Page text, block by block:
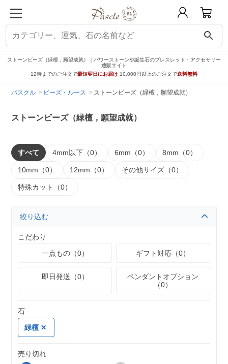
search
ストーンビーズ（緑檀，願望成就）｜パワーストーンや誕生石のブレスレット・アクセサリー
通販サイト
12時までのご注文で最短翌日にお届け 10,000円以上のご注文で送料無料
パスクル ビーズ・ルース ストーンビーズ（緑檀，願望成就）
ストーンビーズ（緑檀，願望成就）
すべて 4mm以下（0） 6mm（0） 8mm（0）
10mm（0） 12mm（0） その他サイズ（0）
特殊カット（0）
絞り込む
こだわり
一点もの（0）
ギフト対応（0）
即日発送（0）
ペンダントオプション
（0）
石
緑檀
売り切れ